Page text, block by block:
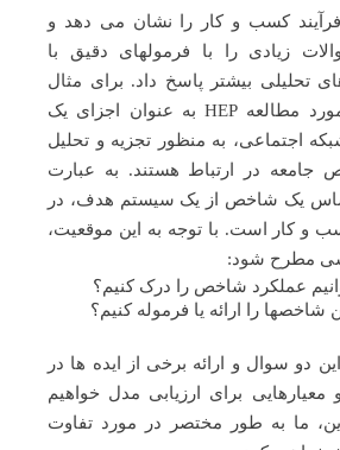
کسب و کار را نشان می دهد و
زیادی را با فرمولهای دقیق با
تحلیلی بیشتر پاسخ داد. برای مثال
فرایندهای شرکت مورد مطالعه HEP به عنوان اجزای یک
اجتماعی، به منظور تجزیه و تحلیل
جامعه در ارتباط هستند. به عبارت
یک شاخص از یک سیستم هدف، در
و کار است. با توجه به این موقعیت،
مطرح شود:
عملکرد شاخص را درک کنیم؟
شاخصها را ارائه یا فرموله کنیم؟
دو سوال و ارائه برخی از ایده ها در
برای ارزیابی مدل خواهیم
ما به طور مختصر در مورد تفاوت